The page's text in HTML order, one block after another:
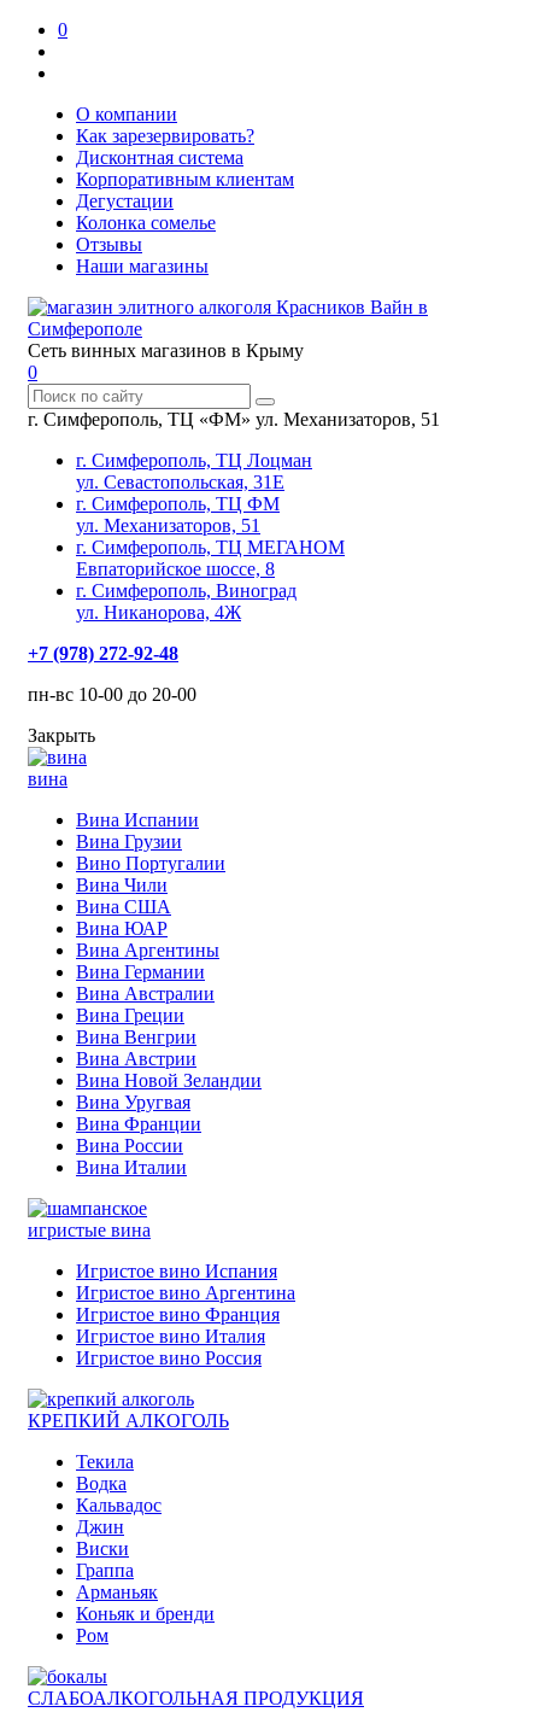
0
О компании
Как зарезервировать?
Дисконтная система
Корпоративным клиентам
Дегустации
Колонка сомелье
Отзывы
Наши магазины
Сеть винных магазинов в Крыму
0
г. Симферополь, ТЦ «ФМ» ул. Механизаторов, 51
г. Симферополь, ТЦ Лоцман
ул. Севастопольская, 31Е
г. Симферополь, ТЦ ФМ
ул. Механизаторов, 51
г. Симферополь, ТЦ МЕГАНОМ
Евпаторийское шоссе, 8
г. Симферополь, Виноград
ул. Никанорова, 4Ж
+7 (978) 272-92-48
пн-вс 10-00 до 20-00
Закрыть
вина
Вина Испании
Вина Грузии
Вино Португалии
Вина Чили
Вина США
Вина ЮАР
Вина Аргентины
Вина Германии
Вина Австралии
Вина Греции
Вина Венгрии
Вина Австрии
Вина Новой Зеландии
Вина Уругвая
Вина Франции
Вина России
Вина Италии
игристые вина
Игристое вино Испания
Игристое вино Аргентина
Игристое вино Франция
Игристое вино Италия
Игристое вино Россия
КРЕПКИЙ АЛКОГОЛЬ
Текила
Водка
Кальвадос
Джин
Виски
Граппа
Арманьяк
Коньяк и бренди
Ром
СЛАБОАЛКОГОЛЬНАЯ ПРОДУКЦИЯ